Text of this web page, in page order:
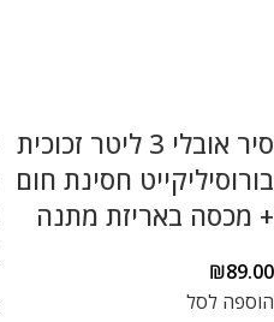
סיר אובלי 3 ליטר זכוכית
בורוסיליקייט חסינת חום
+ מכסה באריזת מתנה
₪89.00
הוספה לסל